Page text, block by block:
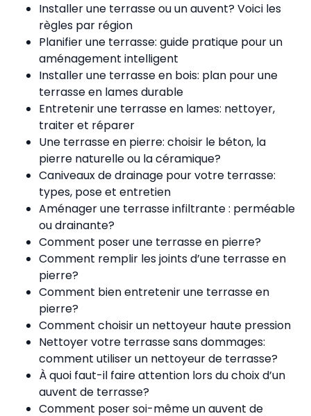
Installer une terrasse ou un auvent? Voici les
règles par région
Planifier une terrasse: guide pratique pour un
aménagement intelligent
Installer une terrasse en bois: plan pour une
terrasse en lames durable
Entretenir une terrasse en lames: nettoyer,
traiter et réparer
Une terrasse en pierre: choisir le béton, la
pierre naturelle ou la céramique?
Caniveaux de drainage pour votre terrasse:
types, pose et entretien
Aménager une terrasse infiltrante : perméable
ou drainante?
Comment poser une terrasse en pierre?
Comment remplir les joints d’une terrasse en
pierre?
Comment bien entretenir une terrasse en
pierre?
Comment choisir un nettoyeur haute pression
Nettoyer votre terrasse sans dommages:
comment utiliser un nettoyeur de terrasse?
À quoi faut-il faire attention lors du choix d’un
auvent de terrasse?
Comment poser soi-même un auvent de